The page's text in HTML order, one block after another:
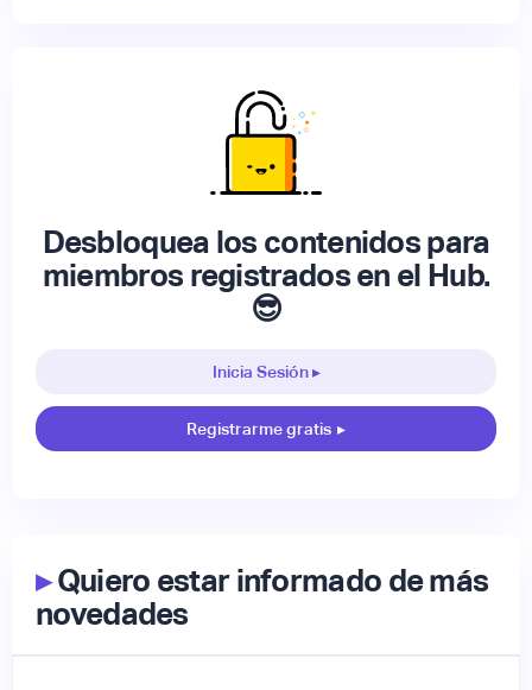
Desbloquea los contenidos para
miembros registrados en el Hub.
😎
Inicia Sesión ▸
Registrarme gratis ▸
▸Quiero estar informado de más
novedades